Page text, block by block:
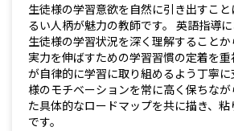
生徒様の学習意欲を自然に引き出すこ
るい人柄が魅力の教師です。 英語指導
生徒様の学習状況を深く理解すること
実力を伸ばすための学習習慣の定着を
が自律的に学習に取り組めるよう丁寧に
様のモチベーションを常に高く保ちな
た具体的なロードマップを共に描き、
です。